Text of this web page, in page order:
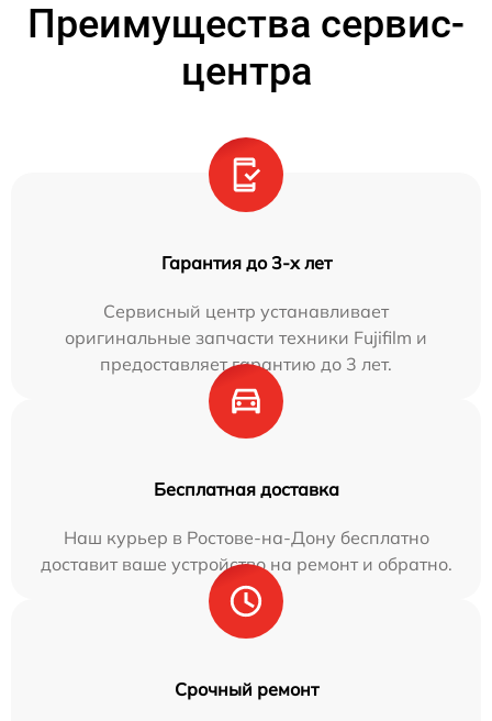
Преимущества сервис-
центра
Гарантия до 3-х лет
Сервисный центр устанавливает
оригинальные запчасти техники Fujifilm и
предоставляет гарантию до 3 лет.
Бесплатная доставка
Наш курьер в Ростове-на-Дону бесплатно
доставит ваше устройство на ремонт и обратно.
Срочный ремонт